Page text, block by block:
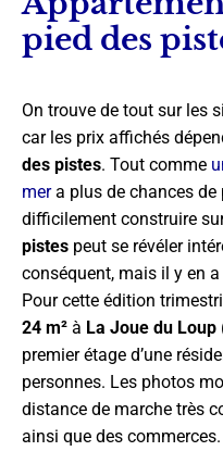
pied des
On trouve de tout sur les
car les prix affichés
des pistes. Tout comme
mera plus de chances de
difficilement construire
pistes peut se révéler
conséquent, mais il y en
Pour cette édition
24 m² à La Joue du Loup
premier étage d’une
personnes. Les photos
distance de marche très
ainsi que des